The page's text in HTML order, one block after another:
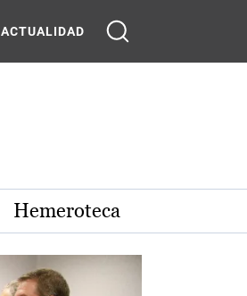
ACTUALIDAD
Hemeroteca